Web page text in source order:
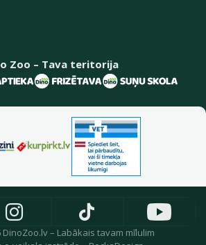
Zoo – Tava teritorija
DinoZoo.lv – Labākais tavam mīlulim